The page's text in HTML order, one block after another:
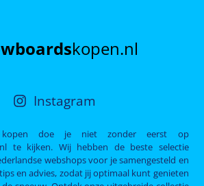
kopen.nl
Instagram
kopen doe je niet zonder eerst op
te kijken. Wij hebben de beste selectie
webshops voor je samengesteld en
en advies, zodat jij optimaal kunt genieten